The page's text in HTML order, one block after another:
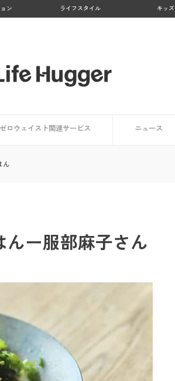
ン ライフスタイル キッズ
ゼロウェイスト関連サービス ニュース
ん
ー服部麻子さん